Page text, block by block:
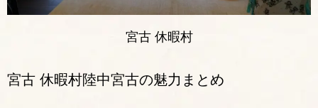
宮古 休暇村
宮古 休暇村陸中宮古の魅力まとめ